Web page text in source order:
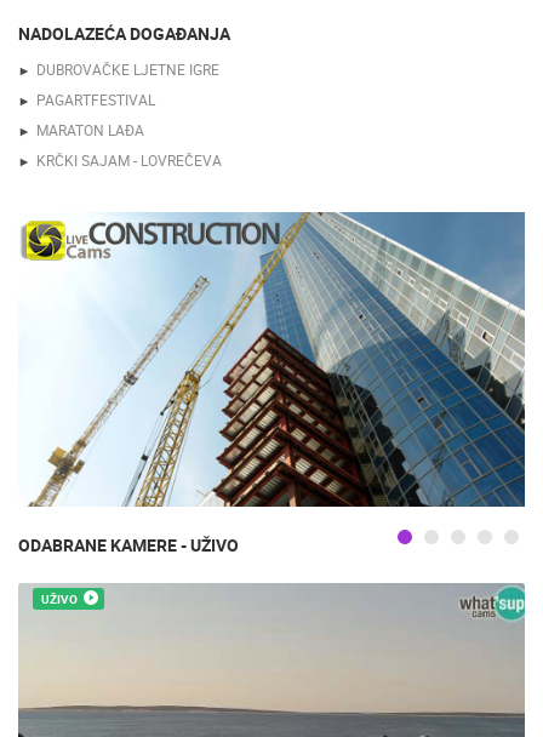
NADOLAZEĆA DOGAĐANJA
DUBROVAČKE LJETNE IGRE
PAGARTFESTIVAL
MARATON LAĐA
KRČKI SAJAM - LOVREČEVA
ODABRANE KAMERE - UŽIVO
UŽIVO